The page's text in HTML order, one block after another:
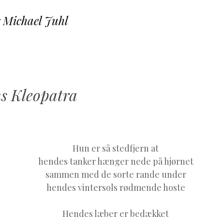
Juhl
Kleopatra
Hun er så stedfjern at
hendes tanker hænger nede på hjørnet
sammen med de sorte rande under
hendes vintersols rødmende hoste
Hendes læber er bedækket